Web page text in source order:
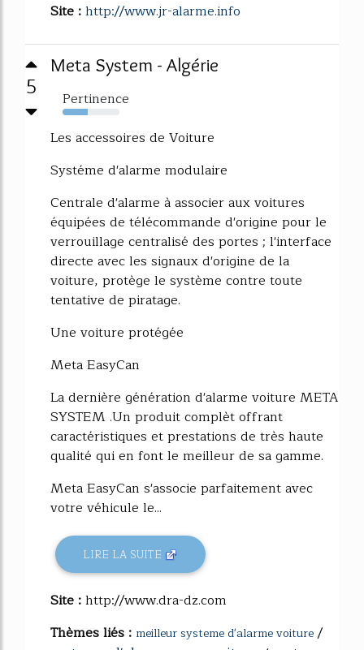
Site :http://www.jr-alarme.info
5
Meta System - Algérie
Pertinence
44%
Les accessoires de Voiture
Systéme d'alarme modulaire
Centrale d'alarme à associer aux voitures
équipées de télécommande d'origine pour le
verrouillage centralisé des portes ; l'interface
directe avec les signaux d'origine de la
voiture, protège le système contre toute
tentative de piratage.
Une voiture protégée
Meta EasyCan
La dernière génération d'alarme voiture META
SYSTEM .Un produit complèt offrant
caractéristiques et prestations de très haute
qualité qui en font le meilleur de sa gamme.
Meta EasyCan s'associe parfaitement avec
votre véhicule le...
LIRE LA SUITE
Site :http://www.dra-dz.com
Thèmes liés : meilleur systeme d'alarme voiture/